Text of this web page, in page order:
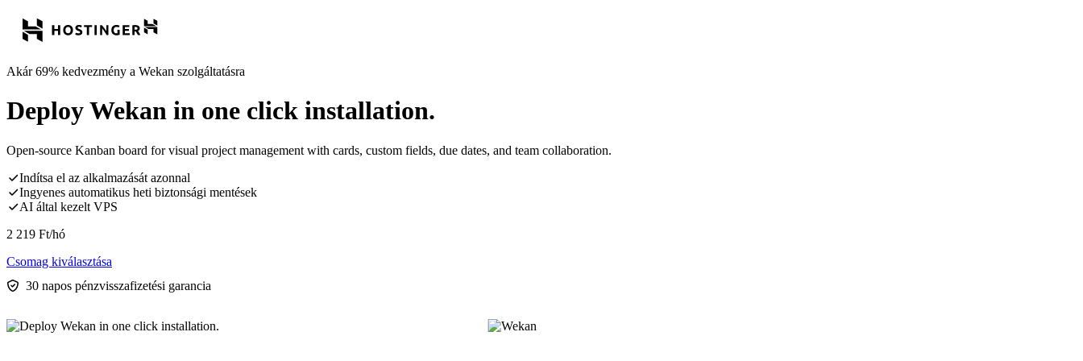
Akár 69% kedvezmény a Wekan szolgáltatásra
Deploy Wekan in one click installation.
Open-source Kanban board for visual project management with cards, custom fields, due dates, and team collaboration.
Indítsa el az alkalmazását azonnal
Ingyenes automatikus heti biztonsági mentések
AI által kezelt VPS
2 219 Ft/hó
Csomag kiválasztása
30 napos pénzvisszafizetési garancia